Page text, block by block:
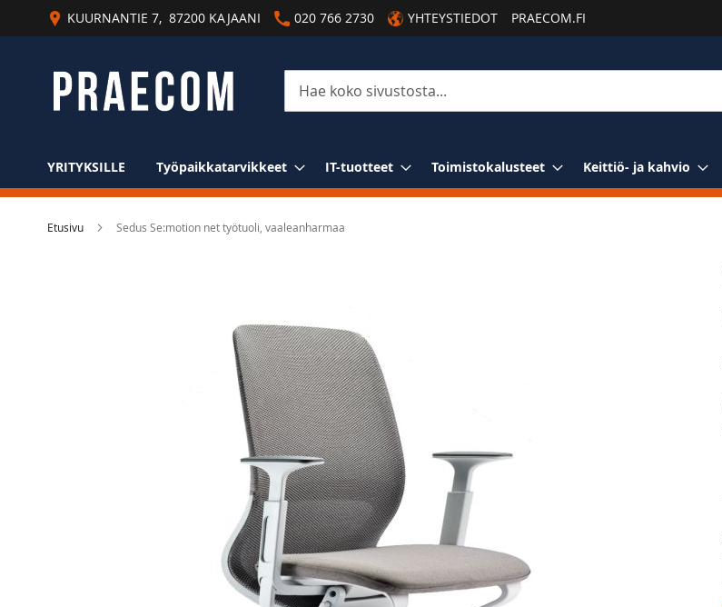
Skip
to
KUURNANTIE 7, 87200 KAJAANI 020 766 2730 YHTEYSTIEDOT PRAECOM.FI
Haku
YRITYKSILLE Työpaikkatarvikkeet IT-tuotteet Toimistokalusteet Keittiö- ja kahvio
Etusivu Sedus Se:motion net työtuoli, vaaleanharmaa